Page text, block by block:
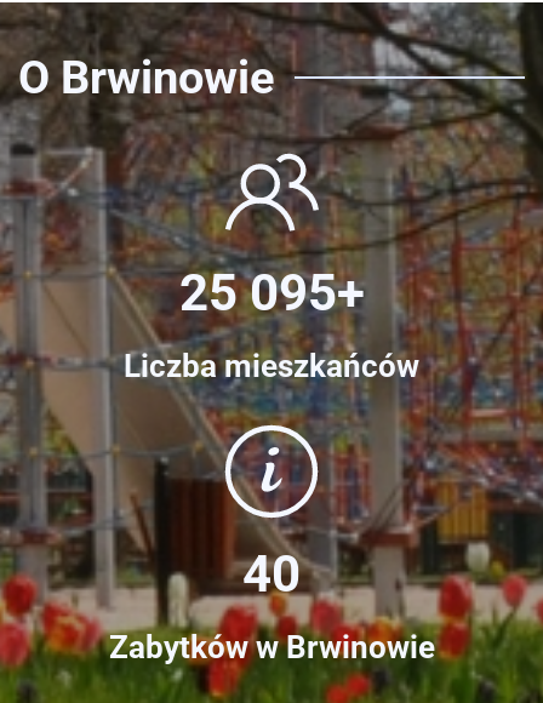
O Brwinowie
25 095+
Liczba mieszkańców
40
Zabytków w Brwinowie